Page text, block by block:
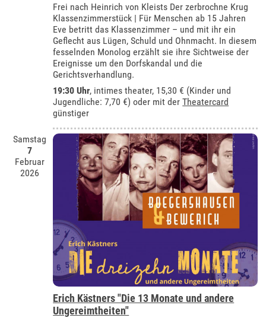
Frei nach Heinrich von Kleists Der zerbrochne Krug
Klassenzimmerstück | Für Menschen ab 15 Jahren
Eve betritt das Klassenzimmer – und mit ihr ein
Geflecht aus Lügen, Schuld und Ohnmacht. In diesem
fesselnden Monolog erzählt sie ihre Sichtweise der
Ereignisse um den Dorfskandal und die
Gerichtsverhandlung.
19:30 Uhr, intimes theater, 15,30 € (Kinder und
Jugendliche: 7,70 €) oder mit derTheatercard
günstiger
Samstag
7
Februar
2026
Erich Kästners "Die 13 Monate und andere
Ungereimtheiten"